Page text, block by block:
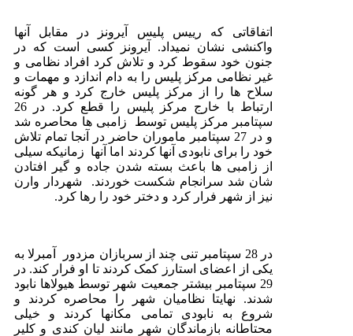
اتفاقاتی که رییس پلیس آیرونز در مقابل آنها
واکنشی نشان نمیداد. آیرونز کسی است که در
جنون خود سقوط کرد و تلاش کرد افراد نظامی و
غیر نظامی مرکز پلیس را به دام اندازد و مهمات و
سلاح ها را از مرکز پلیس خارج کرد و هر گونه
ارتباط با خارج مرکز پلیس را قطع کرد. در 26
سپتامبر مرکز پلیس توسط زامبی ها محاصره شد
و در 27 سپتامبر ماموران حاضر در آنجا تمام تلاش
خود را برای نابودی آنها کردند اما آنها زمانیکه سیلی
از زامبی ها باعث بسته شدن جاده و گیر افتادن
شان شد سرانجام شکست خوردند. شهردار وارن
نیز از شهر فرار کرد و دختر خود را رها کرد.
در 28 سپتامبر تنی چند از سربازان مزدور آمبرلا به
یکی از اعضای استارز کمک کردند تا او فرار کند. در
29 سپتامبر بیشتر جمعیت شهر توسط هیولاها نابود
شدند. نهایتا نظامیان شهر را محاصره کردند و
شروع به نابودی تمامی مکانها کردند و خیلی
محتاطانه بازماندگان شهر مانند لیان کندی و کلیر